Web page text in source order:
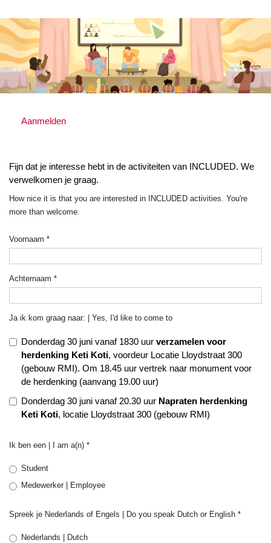
Aanmelden
Fijn dat je interesse hebt in de activiteiten van INCLUDED. We
verwelkomen je graag.
How nice it is that you are interested in INCLUDED activities. You're
more than welcome.
Voornaam *
Achternaam *
Ja ik kom graag naar: | Yes, I'd like to come to
Donderdag 30 juni vanaf 1830 uur verzamelen voor
herdenking Keti Koti, voordeur Locatie Lloydstraat 300
(gebouw RMI). Om 18.45 uur vertrek naar monument voor
de herdenking (aanvang 19.00 uur)
Donderdag 30 juni vanaf 20.30 uur Napraten herdenking
Keti Koti, locatie Lloydstraat 300 (gebouw RMI)
Ik ben een | I am a(n) *
Student
Medewerker | Employee
Spreek je Nederlands of Engels | Do you speak Dutch or English *
Nederlands | Dutch